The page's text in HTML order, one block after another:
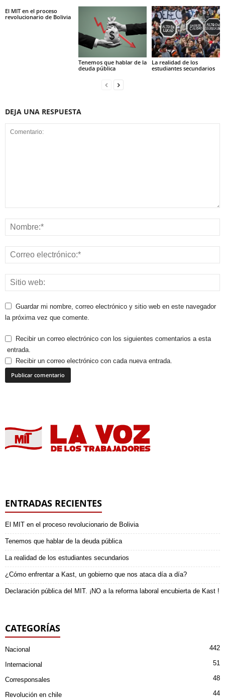
El MIT en el proceso
revolucionario de Bolivia
Tenemos que hablar de la
deuda pública
La realidad de los
estudiantes secundarios
DEJA UNA RESPUESTA
Guardar mi nombre, correo electrónico y sitio web en este navegador
la próxima vez que comente.
Recibir un correo electrónico con los siguientes comentarios a esta
entrada.
Recibir un correo electrónico con cada nueva entrada.
ENTRADAS RECIENTES
El MIT en el proceso revolucionario de Bolivia
Tenemos que hablar de la deuda pública
La realidad de los estudiantes secundarios
¿Cómo enfrentar a Kast, un gobierno que nos ataca día a día?
Declaración pública del MIT. ¡NO a la reforma laboral encubierta de Kast !
CATEGORÍAS
Nacional 442
Internacional 51
Corresponsales 48
Revolución en chile 44